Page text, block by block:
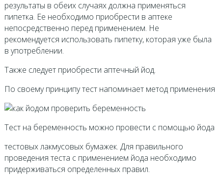
результаты в обеих случаях должна применяться
пипетка. Ее необходимо приобрести в аптеке
непосредственно перед применением. Не
рекомендуется использовать пипетку, которая уже была
в употреблении.
Также следует приобрести аптечный йод.
По своему принципу тест напоминает метод применения
Тест на беременность можно провести с помощью йода
тестовых лакмусовых бумажек. Для правильного
проведения теста с применением йода необходимо
придерживаться определенных правил.